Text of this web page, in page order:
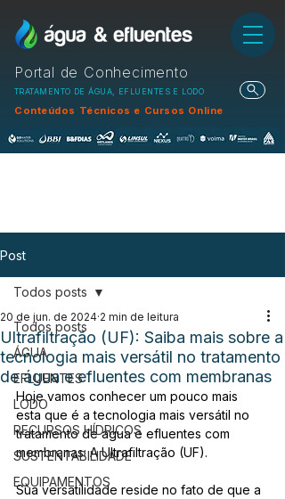
Portal de Conhecimento
TRATAMENTO DE ÁGUA, EFLUENTES E LODO
Conteúdos Técnicos e Cursos Online
Post
Todos posts
ÁGUA
EFLUENTES
LODO
RECURSOS HÍDRICOS
SUSTENTABILIDADE
EQUIPAMENTOS
Todos posts
Ultrafiltração (UF): Saiba mais sobre a
tecnologia mais versátil no tratamento
de água e efluentes com membranas
20 de jun. de 2024 2 min de leitura
Hoje vamos conhecer um pouco mais
esta que é a tecnologia mais versátil no
tratamento de água e efluentes com
membranas: A Ultrafiltração (UF).
Sua versatilidade reside no fato de que a